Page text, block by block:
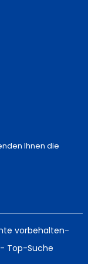
Ihnen die
vorbehalten-
- Top-Suche